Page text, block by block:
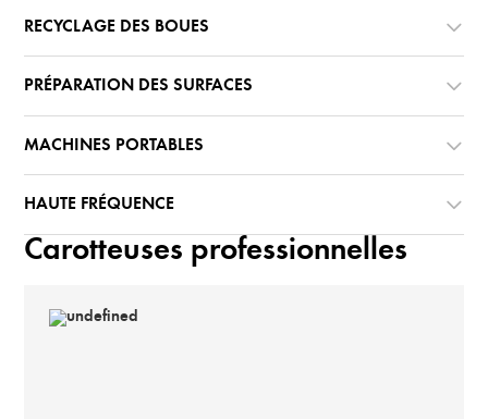
RECYCLAGE DES BOUES
PRÉPARATION DES SURFACES
MACHINES PORTABLES
HAUTE FRÉQUENCE
Carotteuses professionnelles